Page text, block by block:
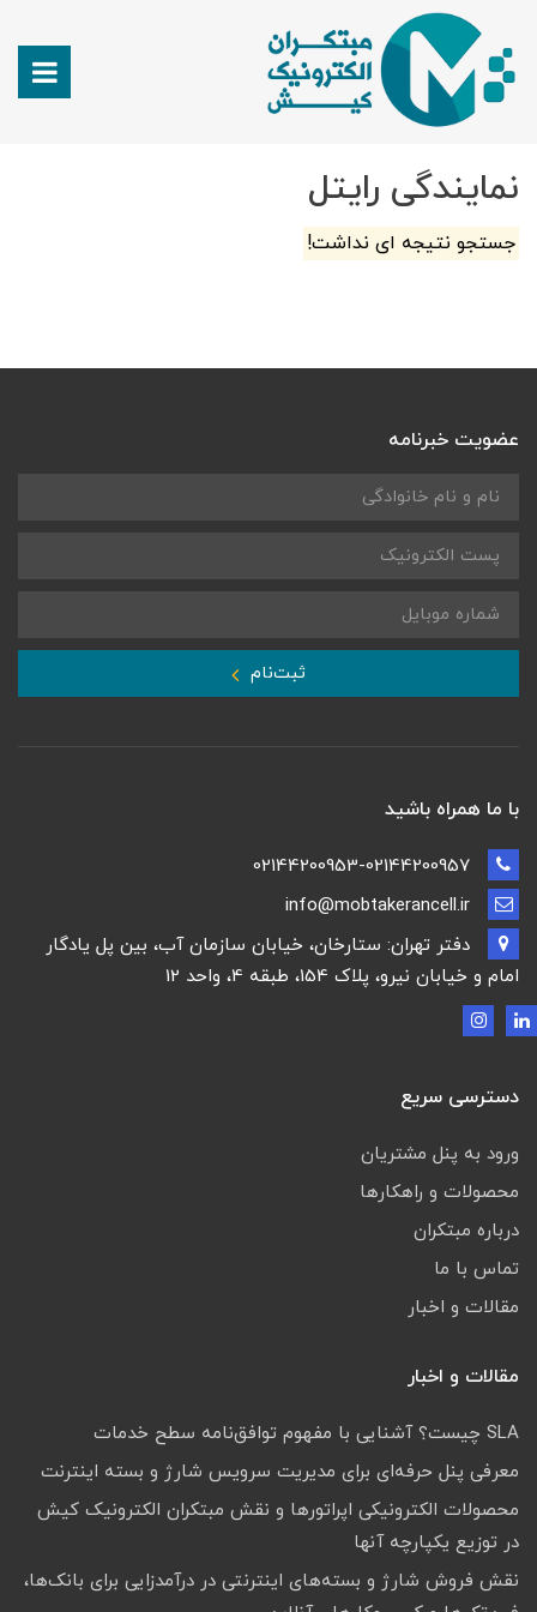
نمایندگی رایتل
جستجو نتیجه ای نداشت!
عضویت خبرنامه
ثبت‌نام
با ما همراه باشید
دفتر تهران: ستارخان، خیابان سازمان آب، بین پل یادگار
امام و خیابان نیرو، پلاک 154، طبقه 4، واحد 12
دسترسی سریع
ورود به پنل مشتریان
محصولات و راهکارها
درباره مبتکران
تماس با ما
مقالات و اخبار
مقالات و اخبار
SLA چیست؟ آشنایی با مفهوم توافق‌نامه سطح خدمات
معرفی پنل حرفه‌ای برای مدیریت سرویس شارژ و بسته اینترنت
محصولات الکترونیکی اپراتورها و نقش مبتکران الکترونیک کیش
در توزیع یکپارچه آنها
نقش فروش شارژ و بسته‌های اینترنتی در درآمدزایی برای بانک‌ها،